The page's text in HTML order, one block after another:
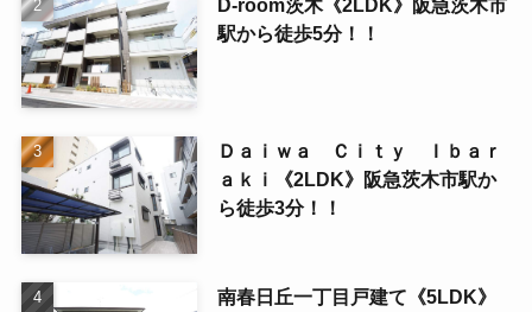
D-room茨木《2LDK》阪急茨木市
駅から徒歩5分！！
Ｄａｉｗａ Ｃｉｔｙ Ｉｂａｒ
ａｋｉ《2LDK》阪急茨木市駅か
ら徒歩3分！！
南春日丘一丁目戸建て《5LDK》